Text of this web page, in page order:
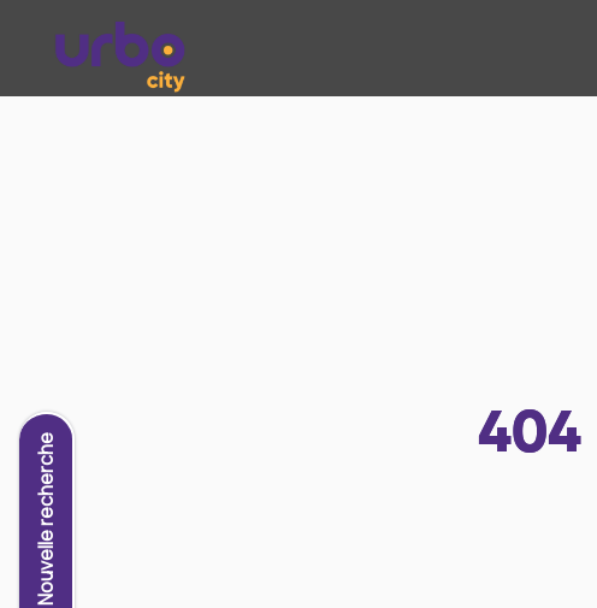
Nouvelle recherche 404